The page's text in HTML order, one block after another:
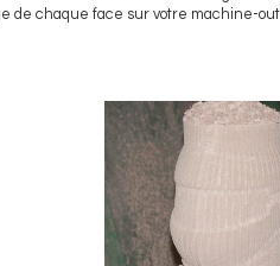
de chaque face sur votre machine-